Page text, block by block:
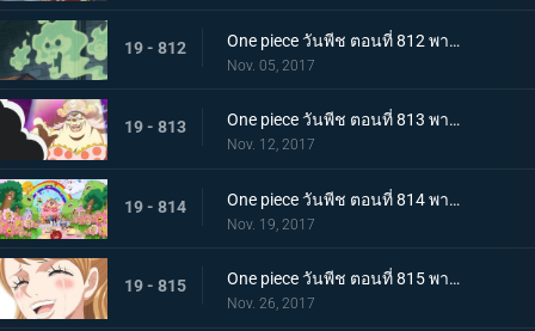
19 - 812 One piece วันพีช ตอนที่ 812 พากย์ไทย บุกชาโต้ ชิงมาให้ได้ โรดโพเนกลิฟ
Nov. 05, 2017
19 - 813 One piece วันพีช ตอนที่ 813 พากย์ไทย เผชิญหน้าโชคชะตา ลูฟี่กับบิ๊กมัม
Nov. 12, 2017
19 - 814 One piece วันพีช ตอนที่ 814 พากย์ไทย เสียงเพรียกวิญญาณ ปฏิบัติการสายฟ้าแลบของบรู๊คกับเปโดร
Nov. 19, 2017
19 - 815 One piece วันพีช ตอนที่ 815 พากย์ไทย ลาก่อน การตัดสินใจทั้งน้ำตาของพุดดิ้ง
Nov. 26, 2017